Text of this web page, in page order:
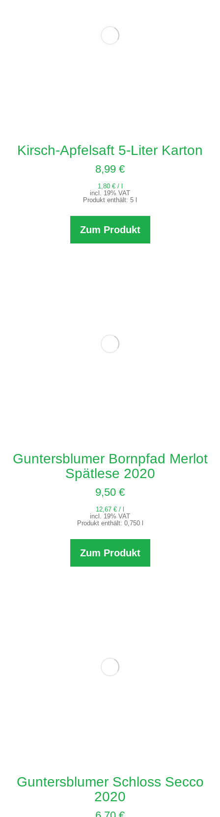
Kirsch-Apfelsaft 5-Liter Karton
8,99 €
1,80 €/
incl. 19% VAT
Produkt enthält: 5
Zum Produkt
Guntersblumer Bornpfad Merlot
Spätlese 2020
9,50 €
12,67 € /
incl. 19% VAT
Produkt enthält: 0,750
Zum Produkt
Guntersblumer Schloss Secco
2020